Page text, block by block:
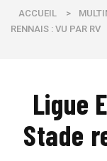
ACCUEIL >
RENNAIS : VU PAR RV
Ligue
Stade